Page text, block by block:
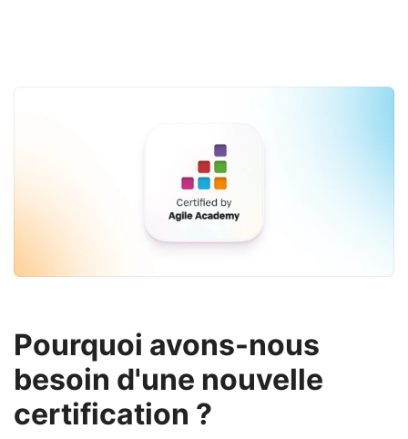
Pourquoi avons-nous
besoin d'une nouvelle
certification ?